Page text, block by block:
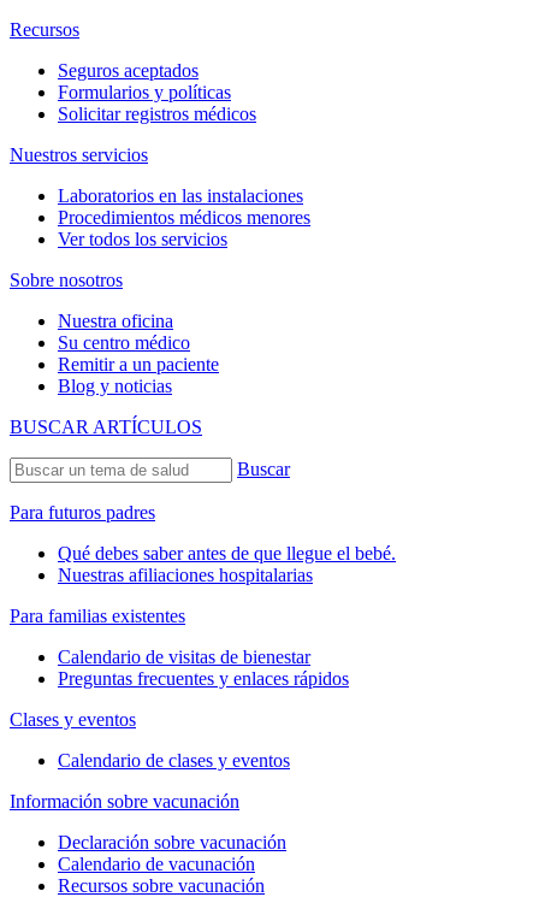
Recursos
Seguros aceptados
Formularios y políticas
Solicitar registros médicos
Nuestros servicios
Laboratorios en las instalaciones
Procedimientos médicos menores
Ver todos los servicios
Sobre nosotros
Nuestra oficina
Su centro médico
Remitir a un paciente
Blog y noticias
BUSCAR ARTÍCULOS
Buscar
Para futuros padres
Qué debes saber antes de que llegue el bebé.
Nuestras afiliaciones hospitalarias
Para familias existentes
Calendario de visitas de bienestar
Preguntas frecuentes y enlaces rápidos
Clases y eventos
Calendario de clases y eventos
Información sobre vacunación
Declaración sobre vacunación
Calendario de vacunación
Recursos sobre vacunación